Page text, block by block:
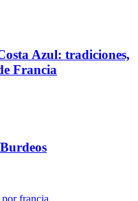
Azul: tradiciones,
Francia